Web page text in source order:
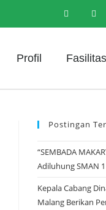
Profil Fasilitas
Postingan
“SEMBADA
Adiluhung SMAN
Kepala Cabang
Malang Berikan